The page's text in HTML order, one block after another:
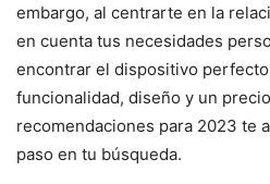
embargo, al centrarte en la
en cuenta tus necesidades
encontrar el dispositivo
funcionalidad, diseño y un
recomendaciones para 2023 te
paso en tu búsqueda.